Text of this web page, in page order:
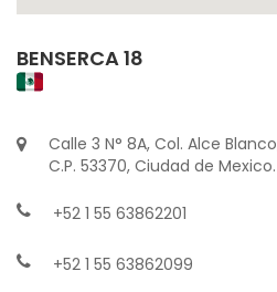
BENSERCA 18
Calle 3 N° 8A, Col. Alce
C.P. 53370, Ciudad de Mexico.
+52 1 55 63862201
+52 1 55 63862099